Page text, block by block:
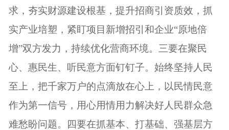
求，夯实财源建设根基，提升招商引资质效，抓
实产业培塑，紧盯项目新增招引和企业“原地倍
增”双方发力，持续优化营商环境。三要在聚民
心、惠民生、听民意方面钉钉子。始终坚持人民
至上，把千家万户的点滴放在心上，以民情民意
作为第一信号，用心用情用力解决好人民群众急
难愁盼问题。四要在抓基本、打基础、强基层方